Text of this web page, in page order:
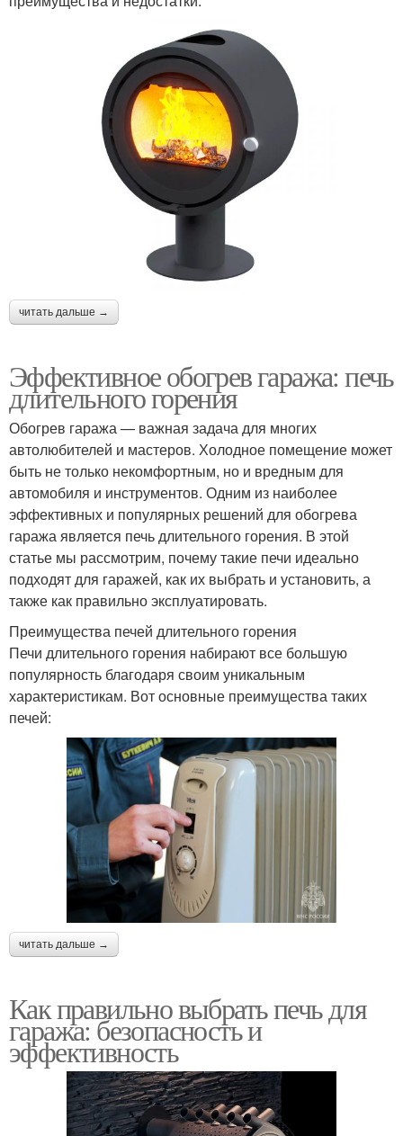
читать дальше →
Эффективное обогрев гаража: печь
длительного горения
Обогрев гаража — важная задача для многих
автолюбителей и мастеров. Холодное помещение может
быть не только некомфортным, но и вредным для
автомобиля и инструментов. Одним из наиболее
эффективных и популярных решений для обогрева
гаража является печь длительного горения. В этой
статье мы рассмотрим, почему такие печи идеально
подходят для гаражей, как их выбрать и установить, а
также как правильно эксплуатировать.
Преимущества печей длительного горения
Печи длительного горения набирают все большую
популярность благодаря своим уникальным
характеристикам. Вот основные преимущества таких
печей:
читать дальше →
Как правильно выбрать печь для
гаража: безопасность и
эффективность